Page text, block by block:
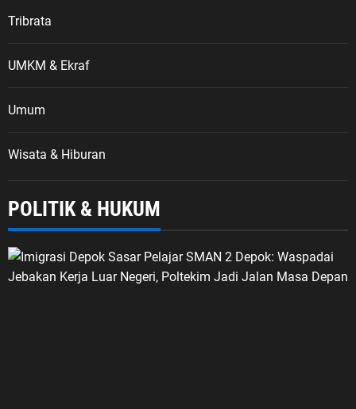
Tribrata
UMKM & Ekraf
Umum
Wisata & Hiburan
POLITIK & HUKUM